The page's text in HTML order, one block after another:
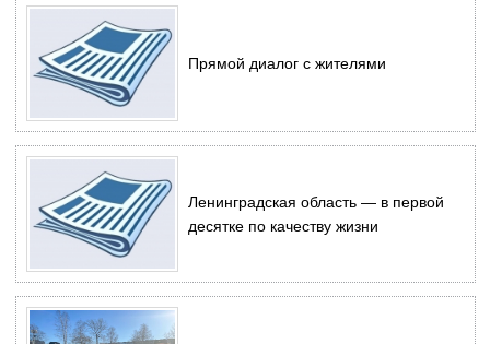
Прямой диалог с жителями
Ленинградская область — в первой
десятке по качеству жизни